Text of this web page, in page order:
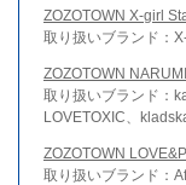
ZOZOTOWN X-girl
取り扱いブランド：
ZOZOTOWN
取り扱いブランド：
LOVETOXIC、
ZOZOTOWN
取り扱いブランド：